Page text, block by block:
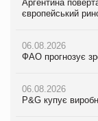
Аргентина
європейський
06.08.2026
ФАО прогнозує
06.08.2026
P&G купує
Аргентина
європейський
06.08.2026
ФАО прогнозує
06.08.2026
P&G купує
Аргентина
європейський
06.08.2026
ФАО прогнозує
06.08.2026
P&G купує